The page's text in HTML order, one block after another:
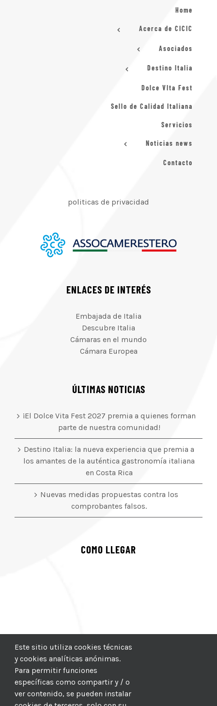
Home
Acerca de CICIC
Asociados
Destino Italia
Dolce VIta Fest
Sello de Calidad Italiana
Servicios
Noticias news
Contacto
politicas de privacidad
ENLACES DE INTERÉS
Embajada de Italia
Descubre Italia
Cámaras en el mundo
Cámara Europea
ÚLTIMAS NOTICIAS
¡El Dolce Vita Fest 2027 premia a quienes forman
parte de nuestra comunidad!
Destino Italia: la nueva experiencia que premia a
los amantes de la auténtica gastronomía italiana
en Costa Rica
Nuevas medidas propuestas contra los
comprobantes falsos.
COMO LLEGAR
Este sitio utiliza cookies técnicas
y cookies analíticas anónimas.
Para permitir funciones
específicas como compartir y / o
ver contenido, se pueden instalar